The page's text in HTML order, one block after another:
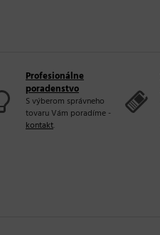
Profesionálne
poradenstvo
S výberom správneho
tovaru Vám poradíme -
kontakt.